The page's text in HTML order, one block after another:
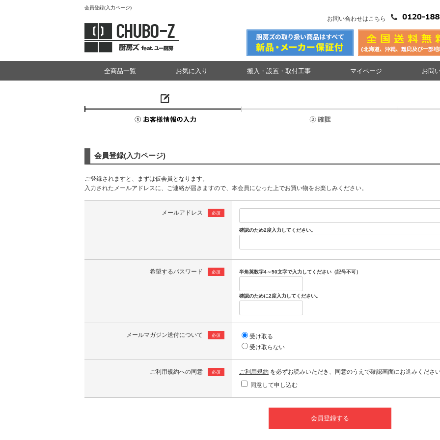
会員登録(入力ページ)
お問い合わせはこちら
全商品一覧 お気に入り 搬入・設置・取付工事 マイページ お問
会員登録(入力ページ)
ご登録されますと、まずは仮会員となります。
入力されたメールアドレスに、ご連絡が届きますので、本会員になった上でお買い物をお楽しみください。
メールアドレス 必須
確認のため2度入力してください。
希望するパスワード 必須 半角英数字4～50文字で入力してください（記号不可）
確認のために2度入力してください。
メールマガジン送付について 必須
受け取る
受け取らない
ご利用規約への同意 必須 ご利用規約 を必ずお読みいただき、同意のうえで確認画面にお進みくださ
同意して申し込む